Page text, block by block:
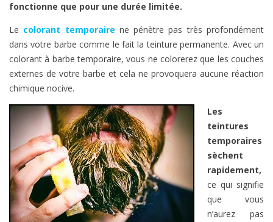
fonctionne que pour une durée limitée.
Le colorant temporaire ne pénètre pas très profondément
dans votre barbe comme le fait la teinture permanente. Avec un
colorant à barbe temporaire, vous ne colorerez que les couches
externes de votre barbe et cela ne provoquera aucune réaction
chimique nocive.
Les
teintures
temporaires
sèchent
rapidement,
ce qui signifie
que vous
n’aurez pas